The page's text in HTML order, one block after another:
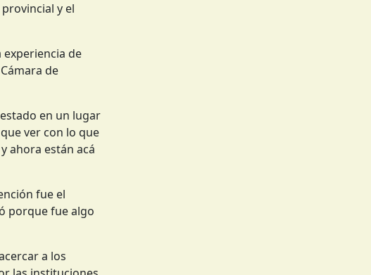
y el
de
de
en un lugar
ver con lo que
ahora están acá
fue el
porque fue algo
a los